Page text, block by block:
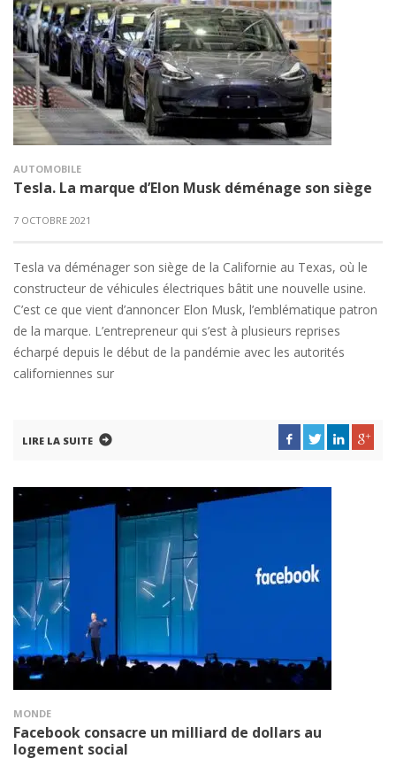
AUTOMOBILE
Tesla. La marque d’Elon Musk déménage son siège
7 OCTOBRE 2021
Tesla va déménager son siège de la Californie au Texas, où le
constructeur de véhicules électriques bâtit une nouvelle usine.
C’est ce que vient d’annoncer Elon Musk, l’emblématique patron
de la marque. L’entrepreneur qui s’est à plusieurs reprises
écharpé depuis le début de la pandémie avec les autorités
californiennes sur
LIRE LA SUITE
MONDE
Facebook consacre un milliard de dollars au
logement social